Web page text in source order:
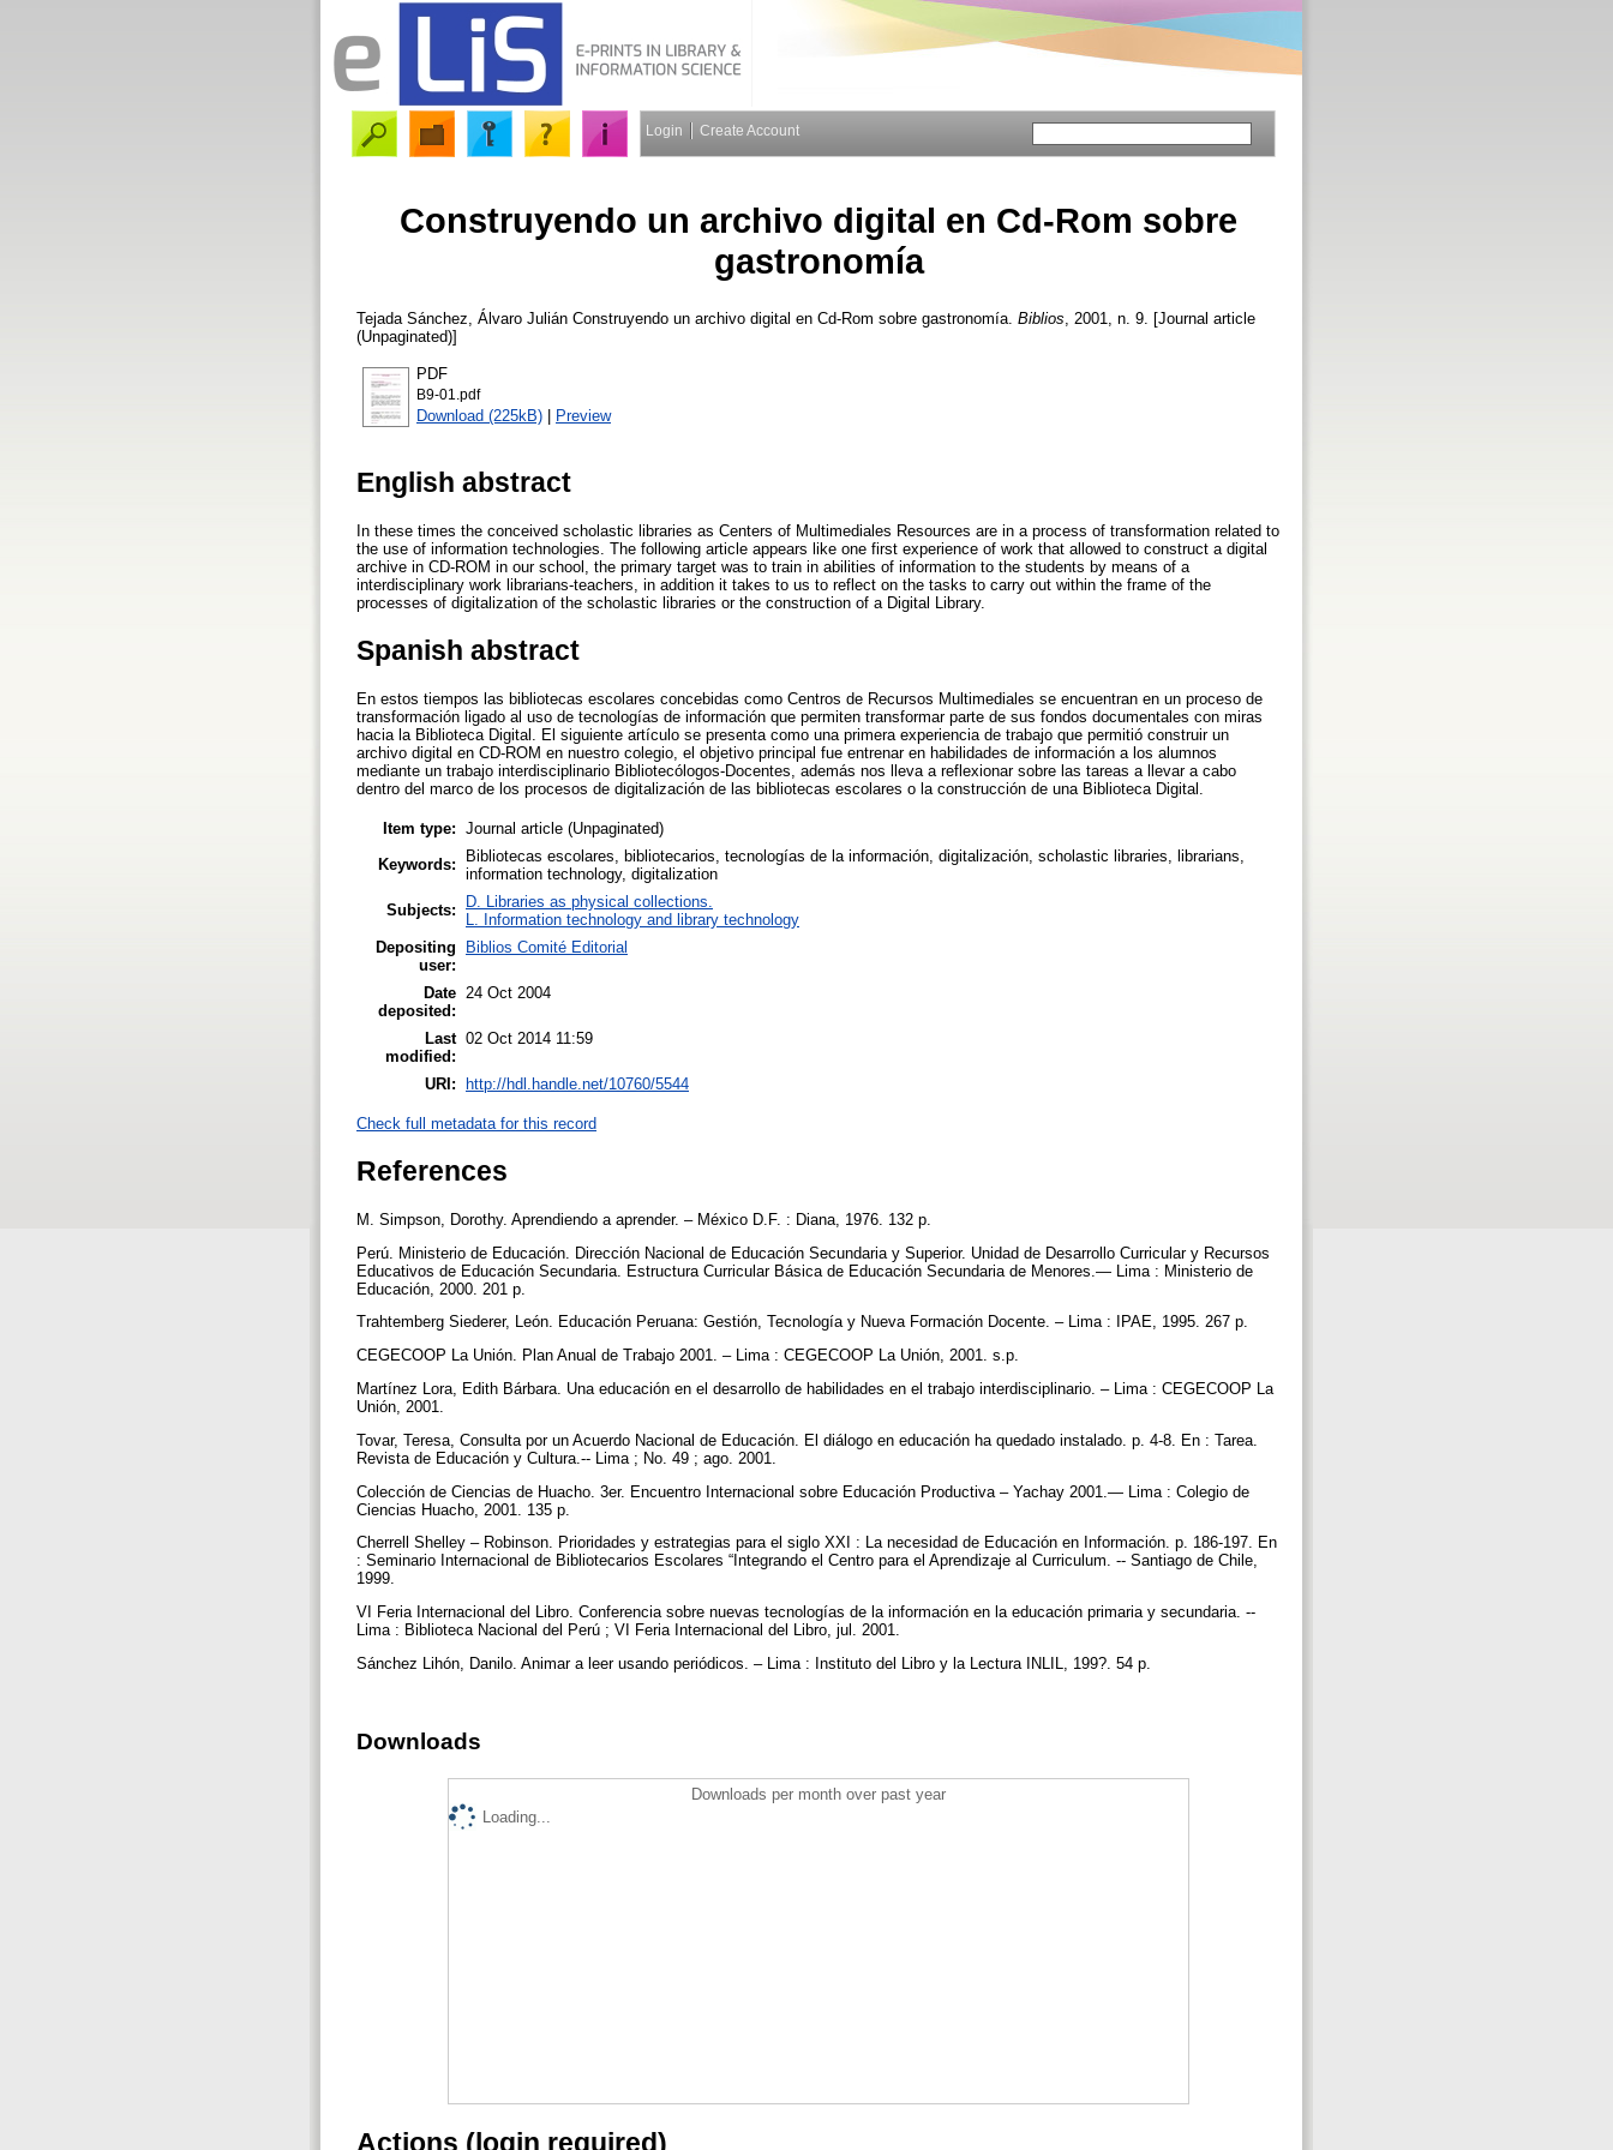
Login Create Account
Construyendo un archivo digital en Cd-Rom sobre
gastronomía
Tejada Sánchez, Álvaro Julián Construyendo un archivo digital en Cd-Rom sobre gastronomía. Biblios , 2001, n. 9. [Journal article
(Unpaginated)]
PDF
B9-01.pdf
Download (225kB) | Preview
English abstract
In these times the conceived scholastic libraries as Centers of Multimediales Resources are in a process of transformation related to
the use of information technologies. The following article appears like one first experience of work that allowed to construct a digital
archive in CD-ROM in our school, the primary target was to train in abilities of information to the students by means of a
interdisciplinary work librarians-teachers, in addition it takes to us to reflect on the tasks to carry out within the frame of the
processes of digitalization of the scholastic libraries or the construction of a Digital Library.
Spanish abstract
En estos tiempos las bibliotecas escolares concebidas como Centros de Recursos Multimediales se encuentran en un proceso de
transformación ligado al uso de tecnologías de información que permiten transformar parte de sus fondos documentales con miras
hacia la Biblioteca Digital. El siguiente artículo se presenta como una primera experiencia de trabajo que permitió construir un
archivo digital en CD-ROM en nuestro colegio, el objetivo principal fue entrenar en habilidades de información a los alumnos
mediante un trabajo interdisciplinario Bibliotecólogos-Docentes, además nos lleva a reflexionar sobre las tareas a llevar a cabo
dentro del marco de los procesos de digitalización de las bibliotecas escolares o la construcción de una Biblioteca Digital.
Item type: Journal article (Unpaginated)
Keywords:
Bibliotecas escolares, bibliotecarios, tecnologías de la información, digitalización, scholastic libraries, librarians,
information technology, digitalization
Subjects:
D. Libraries as physical collections.
L. Information technology and library technology
Depositing
user:
Biblios Comité Editorial
Date
deposited:
24 Oct 2004
Last
modified:
02 Oct 2014 11:59
URI: http://hdl.handle.net/10760/5544
Check full metadata for this record
References
M. Simpson, Dorothy. Aprendiendo a aprender. – México D.F. : Diana, 1976. 132 p.
Perú. Ministerio de Educación. Dirección Nacional de Educación Secundaria y Superior. Unidad de Desarrollo Curricular y Recursos
Educativos de Educación Secundaria. Estructura Curricular Básica de Educación Secundaria de Menores.— Lima : Ministerio de
Educación, 2000. 201 p.
Trahtemberg Siederer, León. Educación Peruana: Gestión, Tecnología y Nueva Formación Docente. – Lima : IPAE, 1995. 267 p.
CEGECOOP La Unión. Plan Anual de Trabajo 2001. – Lima : CEGECOOP La Unión, 2001. s.p.
Martínez Lora, Edith Bárbara. Una educación en el desarrollo de habilidades en el trabajo interdisciplinario. – Lima : CEGECOOP La
Unión, 2001.
Tovar, Teresa, Consulta por un Acuerdo Nacional de Educación. El diálogo en educación ha quedado instalado. p. 4-8. En : Tarea.
Revista de Educación y Cultura.-- Lima ; No. 49 ; ago. 2001.
Colección de Ciencias de Huacho. 3er. Encuentro Internacional sobre Educación Productiva – Yachay 2001.— Lima : Colegio de
Ciencias Huacho, 2001. 135 p.
Cherrell Shelley – Robinson. Prioridades y estrategias para el siglo XXI : La necesidad de Educación en Información. p. 186-197. En
: Seminario Internacional de Bibliotecarios Escolares “Integrando el Centro para el Aprendizaje al Curriculum. -- Santiago de Chile,
1999.
VI Feria Internacional del Libro. Conferencia sobre nuevas tecnologías de la información en la educación primaria y secundaria. --
Lima : Biblioteca Nacional del Perú ; VI Feria Internacional del Libro, jul. 2001.
Sánchez Lihón, Danilo. Animar a leer usando periódicos. – Lima : Instituto del Libro y la Lectura INLIL, 199?. 54 p.
Downloads
Downloads per month over past year
Loading...
Actions (login required)